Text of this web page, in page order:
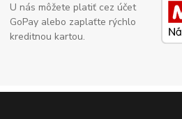
U nás môžete platiť cez účet
GoPay alebo zaplaťte rýchlo
kreditnou kartou.